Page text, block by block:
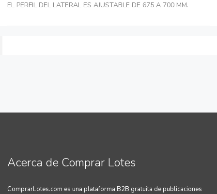
EL PERFIL DEL LATERAL ES AJUSTABLE DE 675 A 700 MM.
Acerca de Comprar Lotes
ComprarLotes.com es una plataforma B2B gratuita de publicaciones